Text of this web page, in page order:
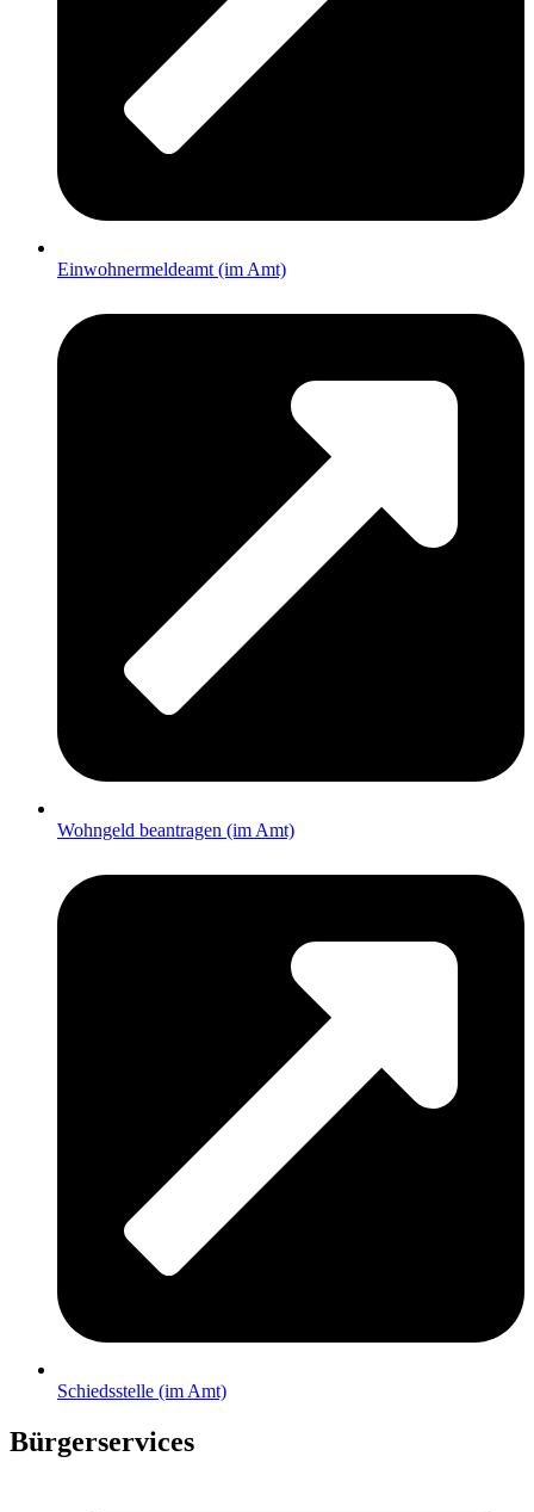
Einwohnermeldeamt (im Amt)
Wohngeld beantragen (im Amt)
Schiedsstelle (im Amt)
Bürgerservices